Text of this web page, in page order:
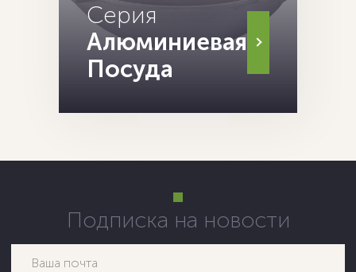
Серия
Алюминиевая
Посуда
Подписка на новости